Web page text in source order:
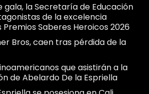
gala, la Secretaría de Educación
de la excelencia
Saberes Heroicos 2026
Bros, caen tras pérdida de la
que asistirán a la
de Abelardo De la Espriella